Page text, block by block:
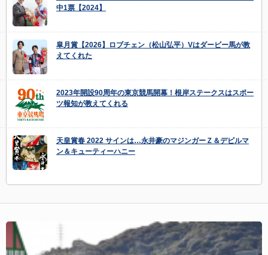
中1票【2024】
皐月賞【2026】ロブチェン（松山弘平）Vはダービー馬が教
えてくれた
2023年開設90周年の東京競馬開幕！根岸ステークスはスポー
ツ報知が教えてくれる
天皇賞春 2022 サインは…永井豪のマジンガーＺ＆デビルマ
ン＆キューティーハニー